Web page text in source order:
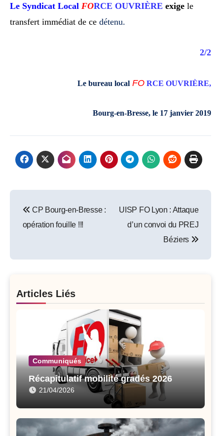
Le Syndicat Local FORCE OUVRIÈRE exige le
transfert immédiat de ce détenu.
2/2
Le bureau local FO RCE OUVRIÈRE,
Bourg-en-Bresse, le 17 janvier 2019
navigation
CP Bourg-en-Bresse :
opération fouille !!!
UISP FO Lyon : Attaque
d’un convoi du PREJ
Béziers
Articles Liés
Communiqués
Récapitulatif mobilité gradés 2026
21/04/2026